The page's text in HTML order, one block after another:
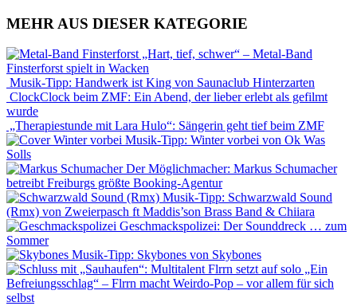
MEHR AUS DIESER KATEGORIE
„Hart, tief, schwer“ – Metal-Band
Finsterforst spielt in Wacken
Musik-Tipp: Handwerk ist King von Saunaclub Hinterzarten
ClockClock beim ZMF: Ein Abend, der lieber erlebt als gefilmt
wurde
„Therapiestunde mit Lara Hulo“: Sängerin geht tief beim ZMF
Musik-Tipp: Winter vorbei von Ok Was
Solls
Der Möglichmacher: Markus Schumacher
betreibt Freiburgs größte Booking-Agentur
Musik-Tipp: Schwarzwald Sound
(Rmx) von Zweierpasch ft Maddis’son Brass Band & Chiiara
Geschmackspolizei: Der Sounddreck … zum
Sommer
Musik-Tipp: Skybones von Skybones
„Ein
Befreiungsschlag“ – Flrrn macht Weirdo-Pop – vor allem für sich
selbst